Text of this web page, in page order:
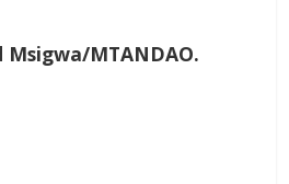
Msigwa/MTANDAO.